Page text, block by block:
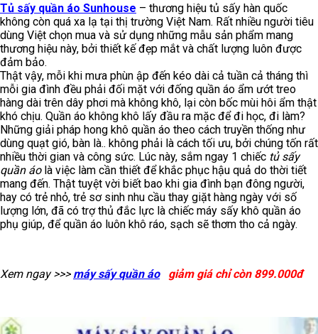
Tủ sấy quần áo Sunhouse – thương hiệu tủ sấy hàn quốc
không còn quá xa lạ tại thị trường Việt Nam. Rất nhiều người tiêu
dùng Việt chọn mua và sử dụng những mẫu sản phẩm mang
thương hiệu này, bởi thiết kế đẹp mắt và chất lượng luôn được
đảm bảo.
Thật vậy, mỗi khi mưa phùn ập đến kéo dài cả tuần cả tháng thì
mỗi gia đình đều phải đối mặt với đống quần áo ẩm ướt treo
hàng dài trên dây phơi mà không khô, lại còn bốc mùi hôi ẩm thật
khó chịu. Quần áo không khô lấy đầu ra mặc để đi học, đi làm?
Những giải pháp hong khô quần áo theo cách truyền thống như
dùng quạt gió, bàn là.. không phải là cách tối ưu, bởi chúng tốn rất
nhiều thời gian và công sức. Lúc này, sắm ngay 1 chiếc tủ sấy
quần áolà việc làm cần thiết để khắc phục hậu quả do thời tiết
mang đến. Thật tuyệt vời biết bao khi gia đình bạn đông người,
hay có trẻ nhỏ, trẻ sơ sinh nhu cầu thay giặt hàng ngày với số
lượng lớn, đã có trợ thủ đắc lực là chiếc máy sấy khô quần áo
phụ giúp, để quần áo luôn khô ráo, sạch sẽ thơm tho cả ngày.
Xem ngay >>> máy sấy quần áo giảm giá chỉ còn 899.000đ